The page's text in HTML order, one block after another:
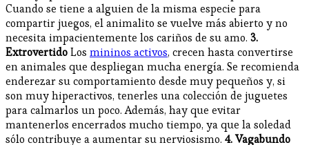
Cuando se tiene a alguien de la misma especie para
compartir juegos, el animalito se vuelve más abierto y no
necesita impacientemente los cariños de su amo. 3.
ExtrovertidoLos mininos activos, crecen hasta convertirse
en animales que despliegan mucha energía. Se recomienda
enderezar su comportamiento desde muy pequeños y, si
son muy hiperactivos, tenerles una colección de juguetes
para calmarlos un poco. Además, hay que evitar
mantenerlos encerrados mucho tiempo, ya que la soledad
sólo contribuye a aumentar su nerviosismo. 4. Vagabundo